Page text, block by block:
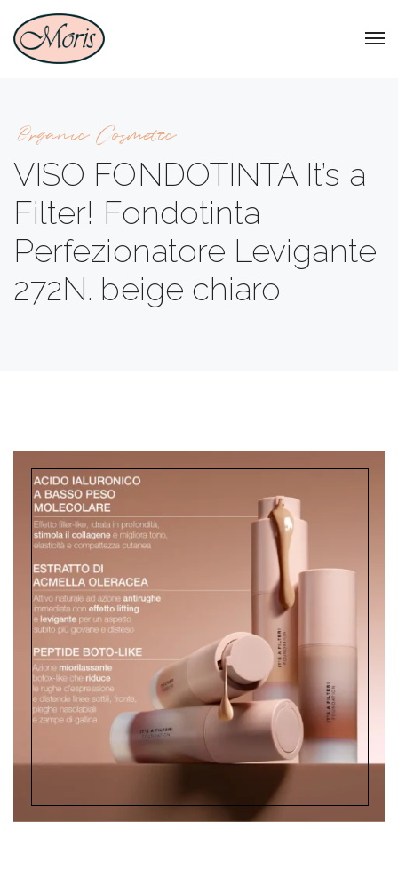
Organic Cosmetic
VISO FONDOTINTA It’s a
Filter! Fondotinta
Perfezionatore Levigante
272N. beige chiaro